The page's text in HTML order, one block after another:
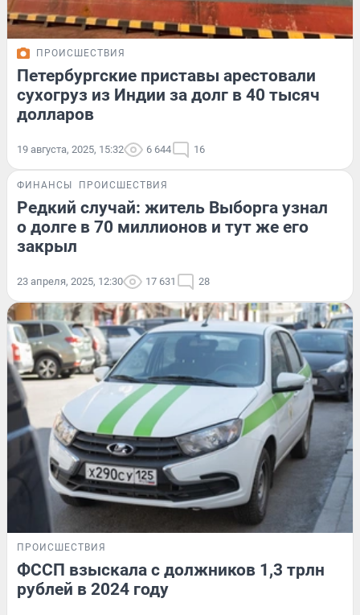
ПРОИСШЕСТВИЯ
Петербургские приставы арестовали
сухогруз из Индии за долг в 40 тысяч
долларов
19 августа, 2025, 15:32 6 644 16
ФИНАНСЫ ПРОИСШЕСТВИЯ
Редкий случай: житель Выборга узнал
о долге в 70 миллионов и тут же его
закрыл
23 апреля, 2025, 12:30 17 631 28
ПРОИСШЕСТВИЯ
ФССП взыскала с должников 1,3 трлн
рублей в 2024 году